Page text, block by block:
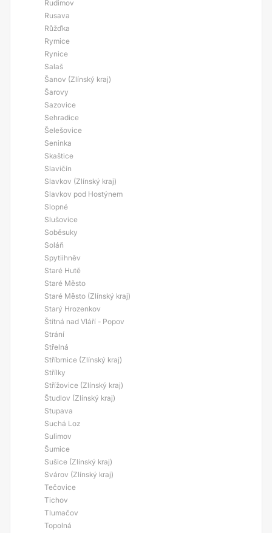
Rudimov
Rusava
Růžďka
Rymice
Rynice
Salaš
Šanov (Zlínský kraj)
Šarovy
Sazovice
Sehradice
Šelešovice
Seninka
Skaštice
Slavičín
Slavkov (Zlínský kraj)
Slavkov pod Hostýnem
Slopné
Slušovice
Soběsuky
Soláň
Spytiihněv
Staré Hutě
Staré Město
Staré Město (Zlínský kraj)
Starý Hrozenkov
Štítná nad Vláří - Popov
Strání
Střelná
Stříbrnice (Zlínský kraj)
Střílky
Střížovice (Zlínský kraj)
Študlov (Zlínský kraj)
Stupava
Suchá Loz
Sulimov
Šumice
Sušice (Zlínský kraj)
Svárov (Zlínský kraj)
Tečovice
Tichov
Tlumačov
Topolná